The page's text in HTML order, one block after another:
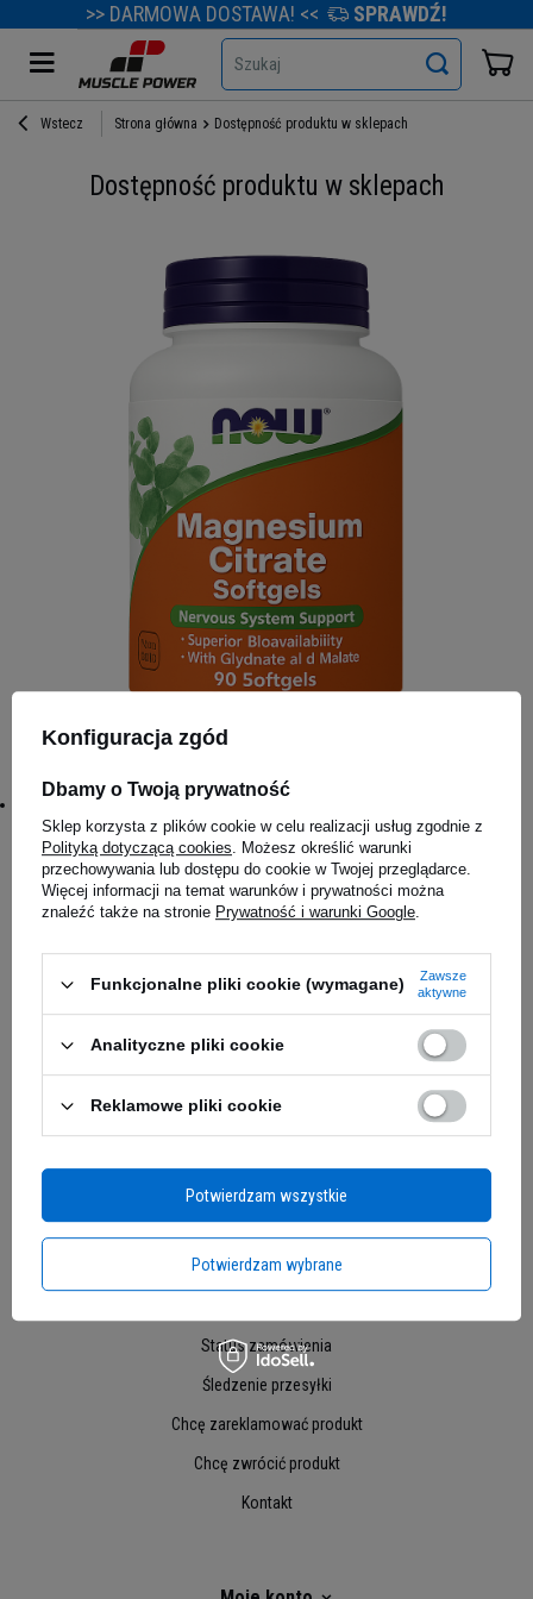
>> DARMOWA DOSTAWA! << SPRAWDŹ!
Szukaj
Wstecz Strona główna Dostępność produktu w sklepach
Dostępność produktu w sklepach
50,89 zł
Magnesium Citrate - 90softgels
Magazyn główny
Dostępny
Salon Częstochowa
Na zamówienie
Moje zamówienie
Status zamówienia
Śledzenie przesyłki
Chcę zareklamować produkt
Chcę zwrócić produkt
Kontakt
Konfiguracja zgód
Dbamy o Twoją prywatność
Sklep korzysta z plików cookie w celu realizacji usług zgodnie z
Polityką dotyczącą cookies. Możesz określić warunki
przechowywania lub dostępu do cookie w Twojej przeglądarce.
Więcej informacji na temat warunków i prywatności można
znaleźć także na stronie Prywatność i warunki Google.
Funkcjonalne pliki cookie (wymagane)
Zawsze
aktywne
Analityczne pliki cookie
Reklamowe pliki cookie
Potwierdzam wybrane
Potwierdzam wszystkie